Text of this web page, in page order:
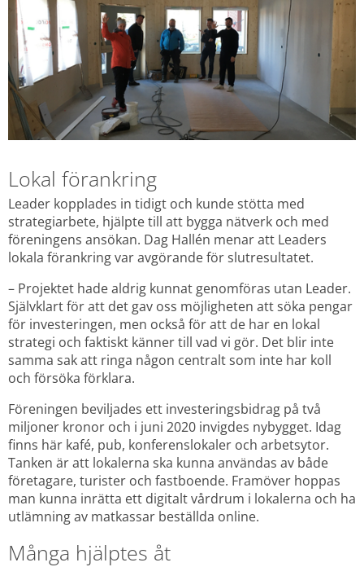
Lokal förankring
Leader kopplades in tidigt och kunde stötta med
strategiarbete, hjälpte till att bygga nätverk och med
föreningens ansökan. Dag Hallén menar att Leaders
lokala förankring var avgörande för slutresultatet.
– Projektet hade aldrig kunnat genomföras utan Leader.
Självklart för att det gav oss möjligheten att söka pengar
för investeringen, men också för att de har en lokal
strategi och faktiskt känner till vad vi gör. Det blir inte
samma sak att ringa någon centralt som inte har koll
och försöka förklara.
Föreningen beviljades ett investeringsbidrag på två
miljoner kronor och i juni 2020 invigdes nybygget. Idag
finns här kafé, pub, konferenslokaler och arbetsytor.
Tanken är att lokalerna ska kunna användas av både
företagare, turister och fastboende. Framöver hoppas
man kunna inrätta ett digitalt vårdrum i lokalerna och ha
utlämning av matkassar beställda online.
Många hjälptes åt